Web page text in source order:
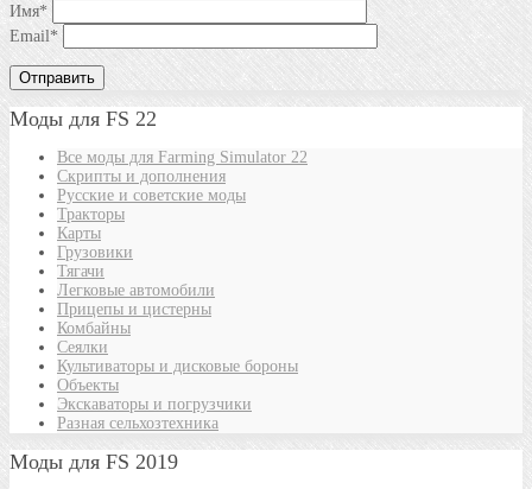
Имя*
Email*
Моды для FS 22
Все моды для Farming Simulator 22
Скрипты и дополнения
Русские и советские моды
Тракторы
Карты
Грузовики
Тягачи
Легковые автомобили
Прицепы и цистерны
Комбайны
Сеялки
Культиваторы и дисковые бороны
Объекты
Экскаваторы и погрузчики
Разная сельхозтехника
Моды для FS 2019